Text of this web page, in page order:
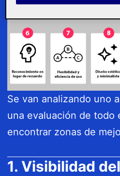
Se van analizando uno
una evaluación de todo
encontrar zonas de
1. Visibilidad